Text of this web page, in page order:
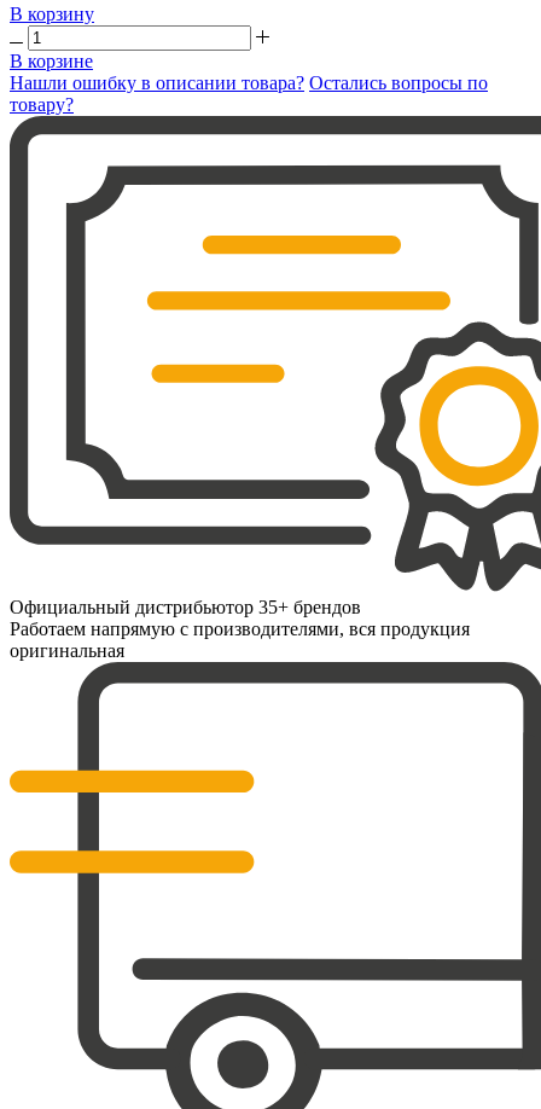
В корзину
В корзине
Нашли ошибку в описании товара? Остались вопросы по
товару?
Официальный дистрибьютор 35+ брендов
Работаем напрямую с производителями, вся продукция
оригинальная